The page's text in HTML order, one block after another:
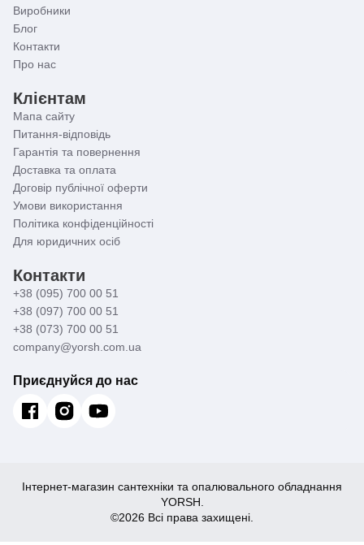
Виробники
Блог
Контакти
Про нас
Клієнтам
Мапа сайту
Питання-відповідь
Гарантія та повернення
Доставка та оплата
Договір публічної оферти
Умови використання
Політика конфіденційності
Для юридичних осіб
Контакти
+38 (095) 700 00 51
+38 (097) 700 00 51
+38 (073) 700 00 51
company@yorsh.com.ua
Приєднуйся до нас
Інтернет-магазин сантехніки та опалювального обладнання
YORSH.
©2026 Всі права захищені.